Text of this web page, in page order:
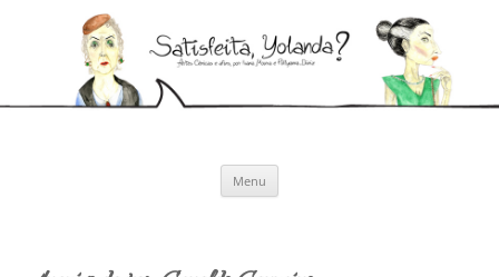
Menu